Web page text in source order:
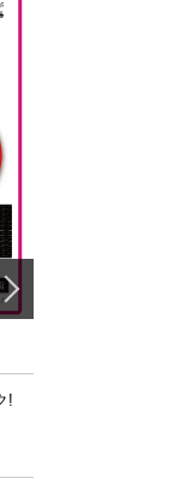
!